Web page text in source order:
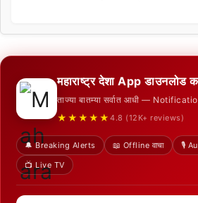
महाराष्ट्र देशा App डाउनलोड
ताज्या बातम्या सर्वात आधी —
★★★★★ 4.8 (12K+ reviews)
🔔 Breaking Alerts 📖 Offline वाचा
🎙️
📺 Live TV